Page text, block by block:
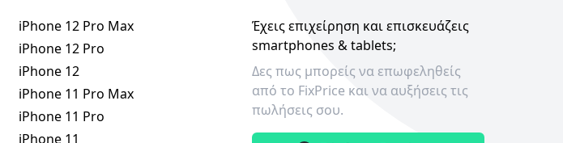
iPhone 12 Pro Max
iPhone 12 Pro
iPhone 12
iPhone 11 Pro Max
iPhone 11 Pro
iPhone 11
Έχεις επιχείρηση και επισκευάζεις
smartphones & tablets;
Δες πως μπορείς να επωφεληθείς
από το FixPrice και να αυξήσεις τις
πωλήσεις σου.